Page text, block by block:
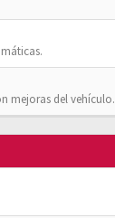
mejoras del vehículo.